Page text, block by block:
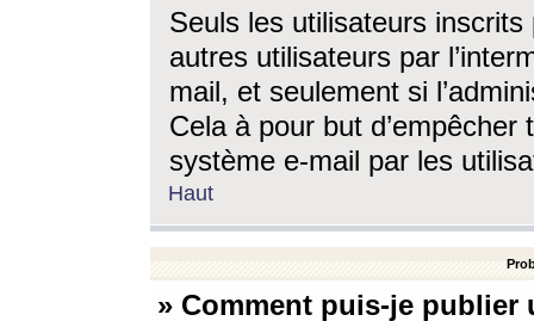
Seuls les utilisateurs
autres utilisateurs par
mail, et seulement si
Cela à pour but
système e-mail par les
Haut
» Comment puis-je